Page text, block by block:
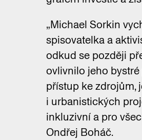
„Michael Sorkin
spisovatelka a
odkud se později
ovlivnilo jeho
přístup ke zdrojům,
i urbanistických
inkluzivní a pro
Ondřej Boháč.